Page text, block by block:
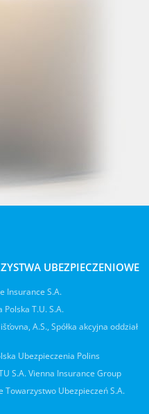
UBEZPIECZENIOWE
Insurance S.A.
Polska T.U. S.A.
A.S., Spółka akcyjna oddział
Ubezpieczenia Polins
S.A. Vienna Insurance Group
Towarzystwo Ubezpieczeń S.A.